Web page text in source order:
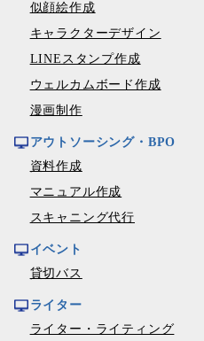
似顔絵作成
キャラクターデザイン
LINEスタンプ作成
ウェルカムボード作成
漫画制作
アウトソーシング・BPO
資料作成
マニュアル作成
スキャニング代行
イベント
貸切バス
ライター
ライター・ライティング